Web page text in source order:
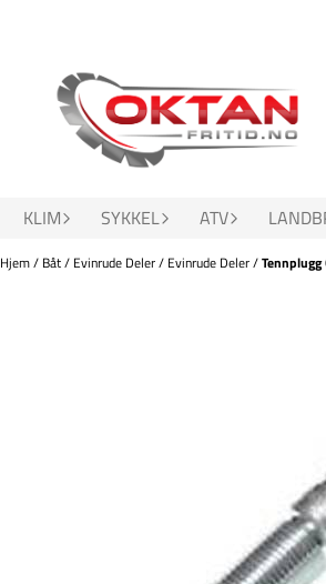
KLIM SYKKEL ATV
Hjem/ Båt/ Evinrude Deler/ Evinrude Deler/Tennplugg